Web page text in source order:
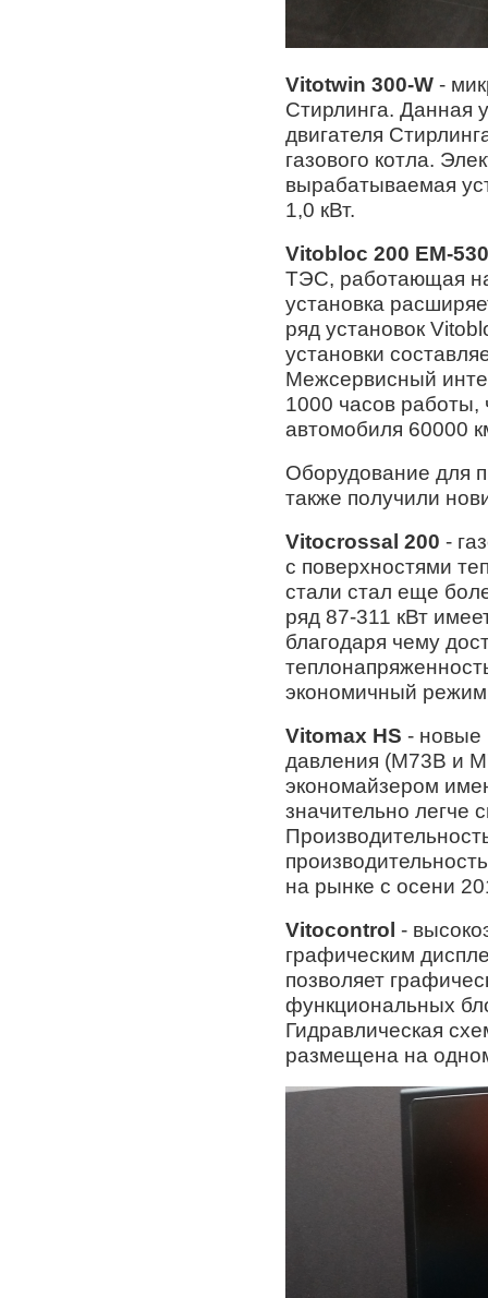
Vitotwin 300-W -
Стирлинга. Данная
двигателя
газового котла.
вырабатываемая
1,0 кВт.
Vitobloc 200 EM-
ТЭС, работающая
установка
ряд установок
установки
Межсервисный
1000 часов работы,
автомобиля 60000
Оборудование для
также получили
Vitocrossal 200 -
с поверхностями
стали стал еще
ряд 87-311 кВт
благодаря чему
экономичный
Vitomax HS - новые
давления (M73B и
экономайзером
значительно легче
на рынке с осени
Vitocontrol -
графическим
позволяет
функциональных
Гидравлическая
размещена на